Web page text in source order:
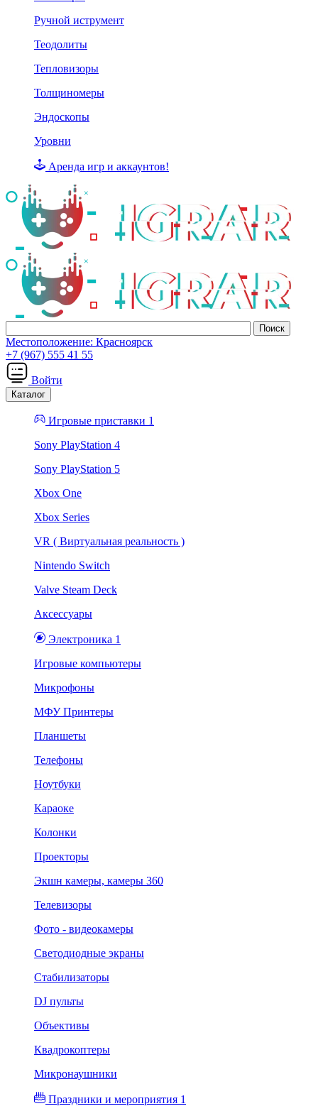
Ручной иструмент
Теодолиты
Тепловизоры
Толщиномеры
Эндоскопы
Уровни
Аренда игр и аккаунтов!
Местоположение: Красноярск
+7 (967) 555 41 55
Войти
Каталог
Игровые приставки 1
Sony PlayStation 4
Sony PlayStation 5
Xbox One
Xbox Series
VR ( Виртуальная реальность )
Nintendo Switch
Valve Steam Deck
Аксессуары
Электроника 1
Игровые компьютеры
Микрофоны
МФУ Принтеры
Планшеты
Телефоны
Ноутбуки
Караоке
Колонки
Проекторы
Экшн камеры, камеры 360
Телевизоры
Фото - видеокамеры
Светодиодные экраны
Стабилизаторы
DJ пульты
Объективы
Квадрокоптеры
Микронаушники
Праздники и мероприятия 1